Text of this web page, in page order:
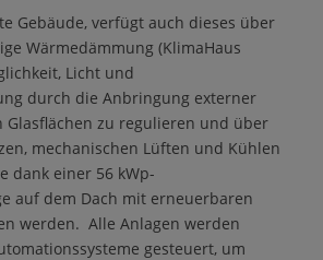
Gebäude, verfügt auch dieses über
Wärmedämmung (KlimaHaus
Licht und
durch die Anbringung externer
Glasflächen zu regulieren und über
mechanischen Lüften und Kühlen
dank einer 56 kWp-
auf dem Dach mit erneuerbaren
werden. Alle Anlagen werden
gesteuert, um